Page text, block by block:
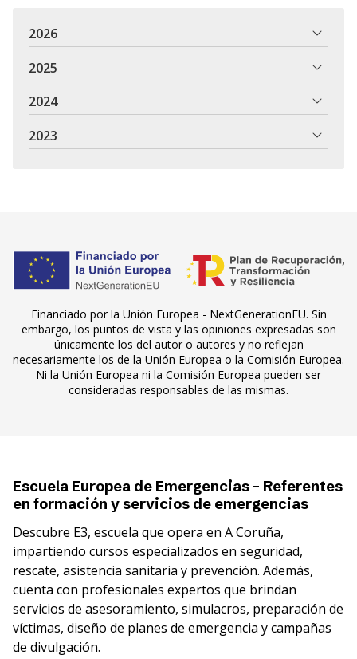
2026
2025
2024
2023
Financiado por la Unión Europea - NextGenerationEU. Sin
embargo, los puntos de vista y las opiniones expresadas son
únicamente los del autor o autores y no reflejan
necesariamente los de la Unión Europea o la Comisión Europea.
Ni la Unión Europea ni la Comisión Europea pueden ser
consideradas responsables de las mismas.
Escuela Europea de Emergencias - Referentes
en formación y servicios de emergencias
Descubre E3, escuela que opera en A Coruña,
impartiendo cursos especializados en seguridad,
rescate, asistencia sanitaria y prevención. Además,
cuenta con profesionales expertos que brindan
servicios de asesoramiento, simulacros, preparación de
víctimas, diseño de planes de emergencia y campañas
de divulgación.